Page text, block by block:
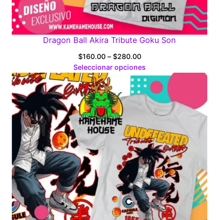
Dragon Ball Akira Tribute Goku Son
$160.00 – $280.00Price
range:
$160.00
through
$280.00
Seleccionar opciones